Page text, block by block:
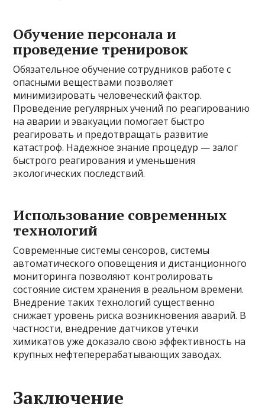
Обучение персонала и
проведение тренировок
Обязательное обучение сотрудников работе с
опасными веществами позволяет
минимизировать человеческий фактор.
Проведение регулярных учений по реагированию
на аварии и эвакуации помогает быстро
реагировать и предотвращать развитие
катастроф. Надежное знание процедур — залог
быстрого реагирования и уменьшения
экологических последствий.
Использование современных
технологий
Современные системы сенсоров, системы
автоматического оповещения и дистанционного
мониторинга позволяют контролировать
состояние систем хранения в реальном времени.
Внедрение таких технологий существенно
снижает уровень риска возникновения аварий. В
частности, внедрение датчиков утечки
химикатов уже доказало свою эффективность на
крупных нефтеперерабатывающих заводах.
Заключение